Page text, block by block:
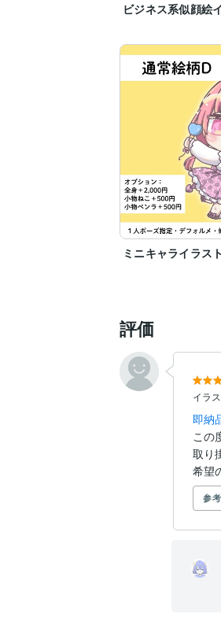
ビジネス系似顔絵
ミニキャライラス
評価
イラ
即納
この
取り
希望
参